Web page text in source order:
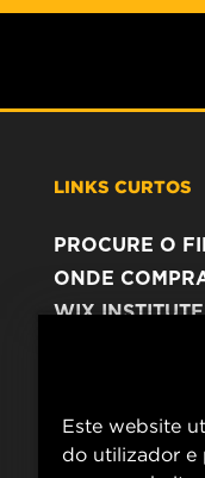
LINKS CURTOS
PROCURE O
ONDE
WIX INSTITUTE
Este website
do utilizador e